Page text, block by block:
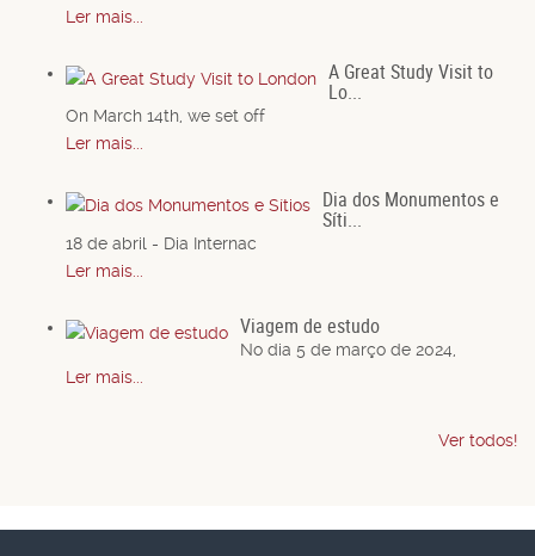
Ler mais...
A Great Study Visit to
Lo...
On March 14th, we set off
Ler mais...
Dia dos Monumentos e
Síti...
18 de abril - Dia Internac
Ler mais...
Viagem de estudo
No dia 5 de março de 2024,
Ler mais...
Ver todos!